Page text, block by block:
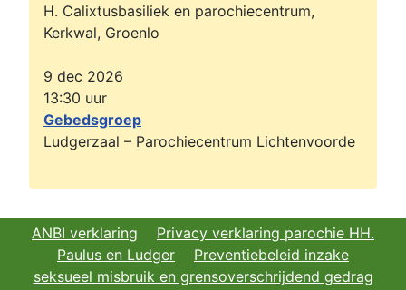
H. Calixtusbasiliek en parochiecentrum,
Kerkwal, Groenlo
9 dec 2026
13:30 uur
Gebedsgroep
Ludgerzaal – Parochiecentrum Lichtenvoorde
ANBI verklaring
Privacy verklaring parochie HH.
Paulus en Ludger
Preventiebeleid inzake
seksueel misbruik en grensoverschrijdend gedrag